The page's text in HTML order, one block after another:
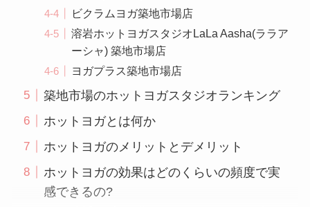
ビクラムヨガ築地市場店
溶岩ホットヨガスタジオLaLa Aasha(ララア
ーシャ) 築地市場店
ヨガプラス築地市場店
築地市場のホットヨガスタジオランキング
ホットヨガとは何か
ホットヨガのメリットとデメリット
ホットヨガの効果はどのくらいの頻度で実
感できるの?